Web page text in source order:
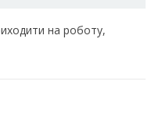
на роботу,